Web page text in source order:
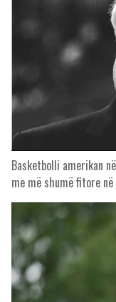
Basketbolli amerikan
me më shumë fitore në